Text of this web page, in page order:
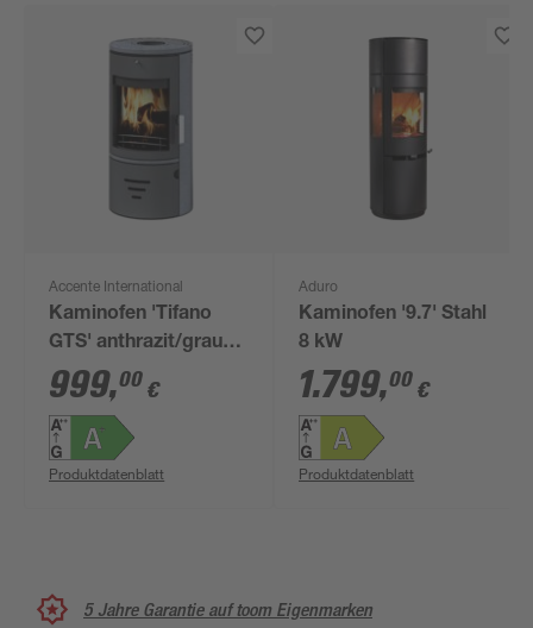
Accente International
Kaminofen 'Tifano
GTS' anthrazit/grau
6,5 kW
999,00 €
Produktdatenblatt
Aduro
Kaminofen '9.7' Stahl
8 kW
1.799,00 €
Produktdatenblatt
5 Jahre Garantie auf toom Eigenmarken